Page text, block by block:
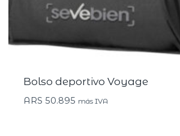
Bolso deportivo Voyage
ARS 50.895 más IVA